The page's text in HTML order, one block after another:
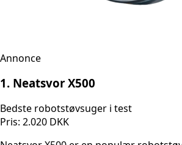
Annonce
1. Neatsvor X500
Bedste robotstøvsuger i test
Pris: 2.020 DKK